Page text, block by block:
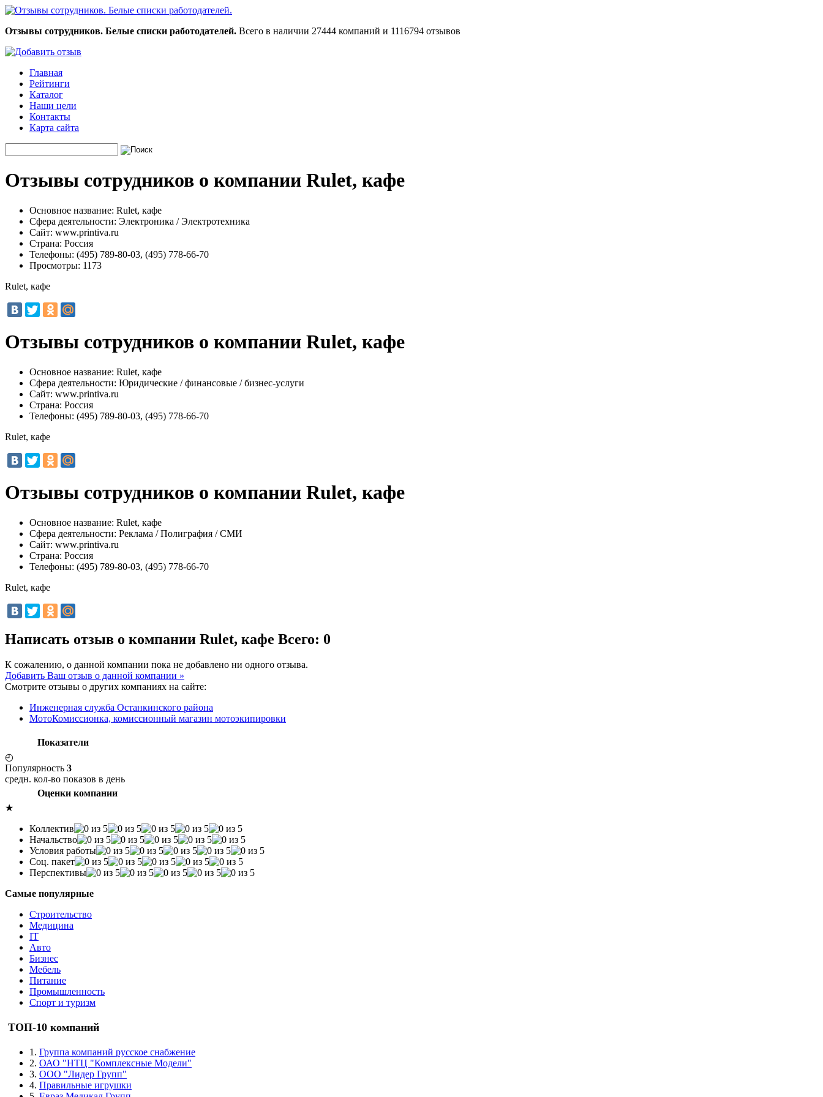
Отзывы сотрудников. Белые списки работодателей. Всего в наличии 27444 компаний и 1116794 отзывов
Главная
Рейтинги
Каталог
Наши цели
Контакты
Карта сайта
Отзывы сотрудников о компании Rulet, кафе
Основное название: Rulet, кафе
Сфера деятельности: Электроника / Электротехника
Сайт: www.printiva.ru
Страна: Россия
Телефоны: (495) 789-80-03, (495) 778-66-70
Просмотры: 1173
Rulet, кафе
Отзывы сотрудников о компании Rulet, кафе
Основное название: Rulet, кафе
Сфера деятельности: Юридические / финансовые / бизнес-услуги
Сайт: www.printiva.ru
Страна: Россия
Телефоны: (495) 789-80-03, (495) 778-66-70
Rulet, кафе
Отзывы сотрудников о компании Rulet, кафе
Основное название: Rulet, кафе
Сфера деятельности: Реклама / Полиграфия / СМИ
Сайт: www.printiva.ru
Страна: Россия
Телефоны: (495) 789-80-03, (495) 778-66-70
Rulet, кафе
Написать отзыв о компании Rulet, кафе Всего: 0
К сожалению, о данной компании пока не добавлено ни одного отзыва.
Добавить Ваш отзыв о данной компании »
Смотрите отзывы о других компаниях на сайте:
Инженерная служба Останкинского района
МотоКомиссионка, комиссионный магазин мотоэкипировки
Показатели
◴
Популярность 3
средн. кол-во показов в день
Оценки компании
★
Коллектив
Начальство
Условия работы
Соц. пакет
Перспективы
Самые популярные
Строительство
Медицина
IT
Авто
Бизнес
Мебель
Питание
Промышленность
Спорт и туризм
ТОП-10 компаний
1. Группа компаний русское снабжение
2. ОАО "НТЦ "Комплексные Модели"
3. ООО "Лидер Групп"
4. Правильные игрушки